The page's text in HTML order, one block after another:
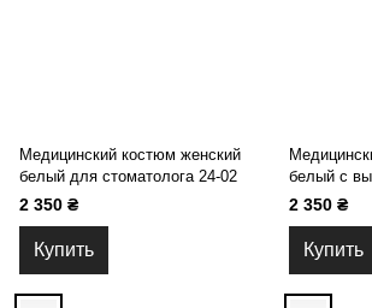
Медицинский костюм женский
белый для стоматолога 24-02
2 350 ₴
Купить
белый с
02
2 350 ₴
Купить